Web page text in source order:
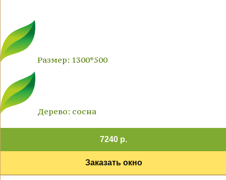
Размер: 1300*500
Дерево: сосна
7240 р.
Заказать окно